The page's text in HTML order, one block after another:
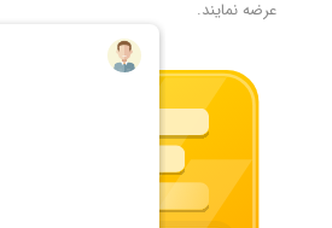
عرضه نمایند.